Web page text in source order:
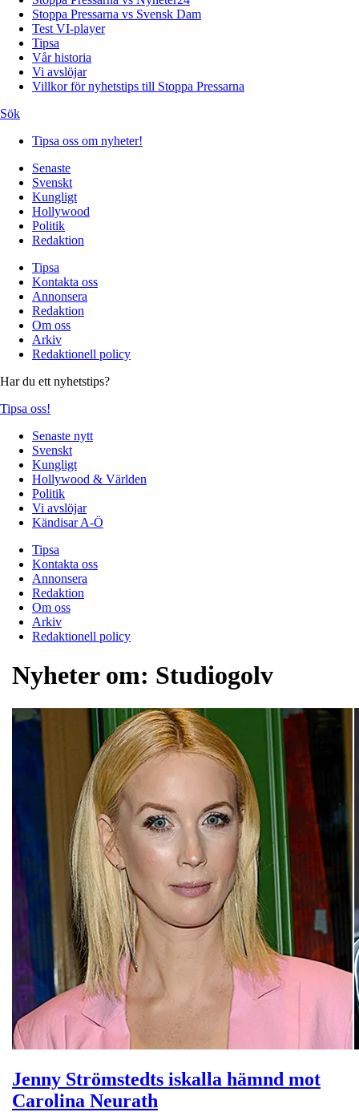
Stoppa Pressarna vs Svensk Dam
Test VI-player
Tipsa
Vår historia
Vi avslöjar
Villkor för nyhetstips till Stoppa Pressarna
Sök
Tipsa oss om nyheter!
Senaste
Svenskt
Kungligt
Hollywood
Politik
Redaktion
Tipsa
Kontakta oss
Annonsera
Redaktion
Om oss
Arkiv
Redaktionell policy
Har du ett nyhetstips?
Tipsa oss!
Senaste nytt
Svenskt
Kungligt
Hollywood & Världen
Politik
Vi avslöjar
Kändisar A-Ö
Tipsa
Kontakta oss
Annonsera
Redaktion
Om oss
Arkiv
Redaktionell policy
Nyheter om: Studiogolv
Jenny Strömstedts iskalla hämnd mot
Carolina Neurath